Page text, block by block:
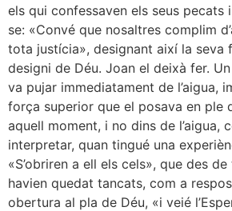
els qui confessaven els seus pecats
se: «Convé que nosaltres complim
tota justícia», designant així la seva
designi de Déu. Joan el deixà fer.
va pujar immediatament de l’aigua,
força superior que el posava en ple
aquell moment, i no dins de l’aigua,
interpretar, quan tingué una
«S’obriren a ell els cels», que des
havien quedat tancats, com a
obertura al pla de Déu, «i veié